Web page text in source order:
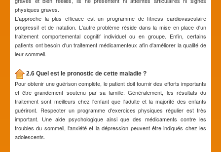
physiques graves.
L'approche la plus efficace est un programme de fitness cardiovasculaire
progressif et de natation. L'autre problème réside dans la mise en place d'un
traitement comportemental cognitif individuel ou en groupe. Enfin, certains
patients ont besoin d'un traitement médicamenteux afin d'améliorer la qualité de
leur sommeil.
2.6 Quel est le pronostic de cette maladie ?
Pour obtenir une guérison complète, le patient doit fournir des efforts importants
et être grandement soutenu par sa famille. Généralement, les résultats du
traitement sont meilleurs chez l'enfant que l'adulte et la majorité des enfants
guériront. Respecter un programme d'exercices physiques régulier est très
important. Une aide psychologique ainsi que des médicaments contre les
troubles du sommeil, l'anxiété et la dépression peuvent être indiqués chez les
adolescents.